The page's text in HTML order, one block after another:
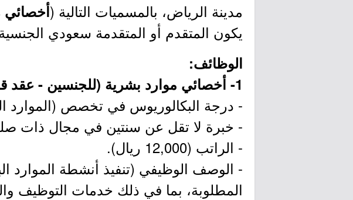
مدينة الرياض، بالمسميات التالية (أخصائي
يكون المتقدم أو المتقدمة سعودي
الوظائف:
1- أخصائي موارد بشرية (للجنسين - عقد قصير الأجل):
- درجة البكالوريوس في تخصص (الموارد
- خبرة لا تقل عن سنتين في مجال ذات
- الراتب (12,000 ريال).
- الوصف الوظيفي (تنفيذ أنشطة الموارد
المطلوبة، بما في ذلك خدمات التوظيف